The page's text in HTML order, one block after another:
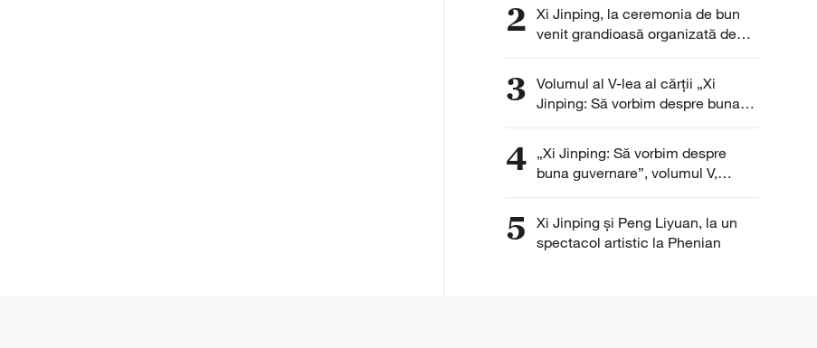
2 Xi Jinping, la ceremonia de bun
venit grandioasă organizată de
Kim Jong-un
3 Volumul al V-lea al cărții „Xi
Jinping: Să vorbim despre buna
guvernare”, promovat în
4 „Xi Jinping: Să vorbim despre
buna guvernare”, volumul V,
promovat la Ankara
5
Xi Jinping și Peng Liyuan, la un
spectacol artistic la Phenian